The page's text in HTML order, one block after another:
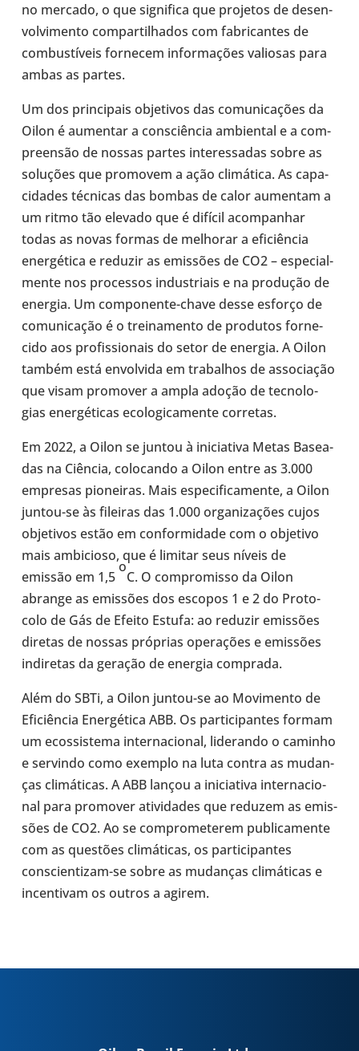
no mercado, o que sig­ni­fica que pro­je­tos de desen­
vol­vi­mento com­par­ti­lha­dos com fabri­can­tes de
com­bus­tí­veis for­ne­cem infor­ma­ções vali­o­sas para
ambas as partes.
Um dos prin­ci­pais obje­ti­vos das comu­ni­ca­ções da
Oilon é aumen­tar a cons­ci­ên­cia ambi­en­tal e a com­
pre­en­são de nossas partes inte­res­sa­das sobre as
solu­ções que pro­mo­vem a ação cli­má­tica. As capa­
ci­da­des téc­ni­cas das bombas de calor aumen­tam a
um ritmo tão elevado que é difícil acom­pa­nhar
todas as novas formas de melho­rar a efi­ci­ên­cia
ener­gé­tica e reduzir as emis­sões de CO2 – espe­ci­al­
mente nos pro­ces­sos indus­tri­ais e na pro­du­ção de
energia. Um componente-​chave desse esforço de
comu­ni­ca­ção é o trei­na­mento de pro­du­tos for­ne­
cido aos pro­fis­si­o­nais do setor de energia. A Oilon
também está envol­vida em tra­ba­lhos de asso­ci­a­ção
que visam pro­mo­ver a ampla adoção de tec­no­lo­
gias ener­gé­ti­cas eco­lo­gi­ca­mente cor­re­tas.
Em 2022, a Oilon se juntou à ini­ci­a­tiva Metas Base­a­
das na Ciência, colo­cando a Oilon entre as 3.000
empre­sas pio­nei­ras. Mais espe­ci­fi­ca­mente, a Oilon
juntou-​se às filei­ras das 1.000 orga­ni­za­ções cujos
obje­ti­vos estão em con­for­mi­dade com o obje­tivo
mais ambi­ci­oso, que é limitar seus níveis de
emissão em 1,5
o
C. O com­pro­misso da Oilon
abrange as emis­sões dos escopos 1 e 2 do Pro­to­
colo de Gás de Efeito Estufa: ao reduzir emis­sões
diretas de nossas pró­prias ope­ra­ções e emis­sões
indi­re­tas da geração de energia com­prada.
Além do SBTi, a Oilon juntou-​se ao Movi­mento de
Efi­ci­ên­cia Ener­gé­tica ABB. Os par­ti­ci­pan­tes formam
um ecos­sis­tema inter­na­ci­o­nal, lide­rando o caminho
e ser­vindo como exemplo na luta contra as mudan­
ças cli­má­ti­cas. A ABB lançou a ini­ci­a­tiva inter­na­ci­o­
nal para pro­mo­ver ati­vi­da­des que reduzem as emis­
sões de CO2. Ao se com­pro­me­te­rem publi­ca­mente
com as ques­tões cli­má­ti­cas, os par­ti­ci­pan­tes
conscientizam-​se sobre as mudan­ças cli­má­ti­cas e
incen­ti­vam os outros a agirem.